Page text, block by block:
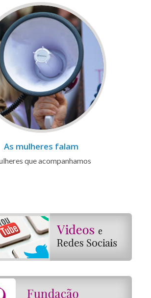
As mulheres falam
que acompanhamos